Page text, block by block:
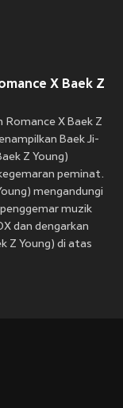
X Baek Z
Romance X Baek Z
Baek Ji-
Z Young)
peminat.
mengandungi
muzik
dan dengarkan
Z Young) di atas